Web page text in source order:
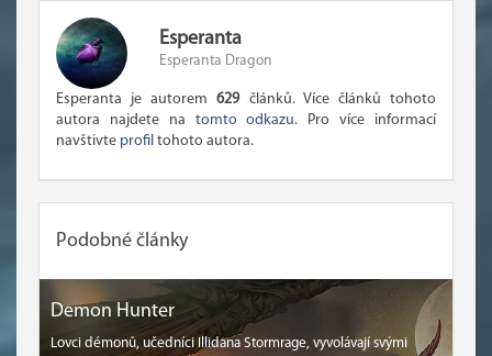
Esperanta
Esperanta Dragon
Esperanta je autorem629článků. Více článků tohoto
autora najdete na tomto odkazu. Pro více informací
navštivte profil tohoto autora.
Podobné články
Demon Hunter
Lovci démonů, učedníci Illidana Stormrage, vyvolávají svými